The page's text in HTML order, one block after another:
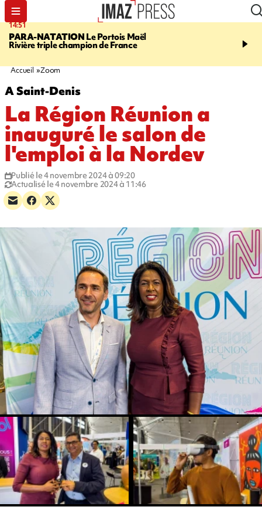
14:51
PARA-NATATION Le Portois Maël
Rivière triple champion de France
17:12
s'envolent pour
Accueil Zoom
A Saint-Denis
La Région Réunion a
inauguré le salon de
l'emploi à la Nordev
Publié le 4 novembre 2024 à 09:20
Actualisé le 4 novembre 2024 à 11:46